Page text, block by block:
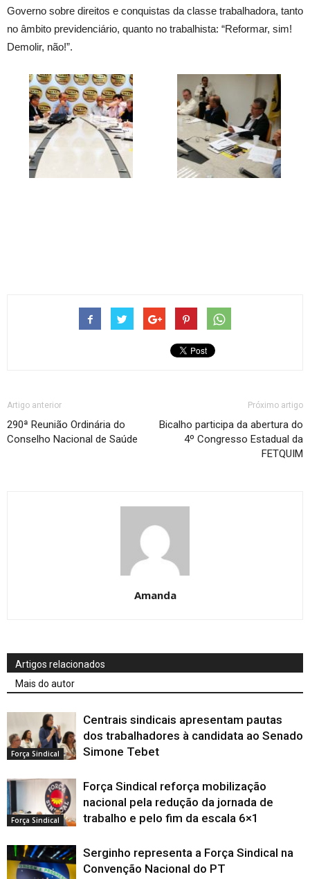
Governo sobre direitos e conquistas da classe trabalhadora, tanto
no âmbito previdenciário, quanto no trabalhista: “Reformar, sim!
Demolir, não!”.
Artigo anterior
290ª Reunião Ordinária do
Conselho Nacional de Saúde
Próximo artigo
Bicalho participa da abertura do
4º Congresso Estadual da
FETQUIM
Amanda
Artigos relacionados
Mais do autor
Força Sindical
Centrais sindicais apresentam pautas
dos trabalhadores à candidata ao Senado
Simone Tebet
Força Sindical
Força Sindical reforça mobilização
nacional pela redução da jornada de
trabalho e pelo fim da escala 6×1
Serginho representa a Força Sindical na
Convenção Nacional do PT